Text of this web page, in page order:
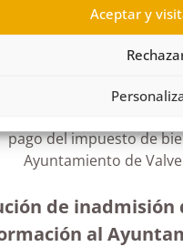
Aceptar y
pago del impuesto de
Ayuntamiento de
de inadmisión
al